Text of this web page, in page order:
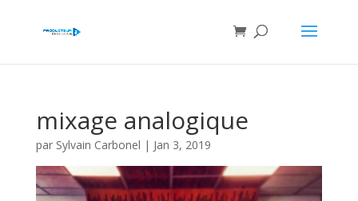
mixage analogique
par Sylvain Carbonel | Jan 3, 2019